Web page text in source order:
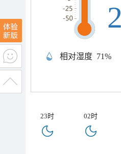
相对湿度 71%
23时 02时